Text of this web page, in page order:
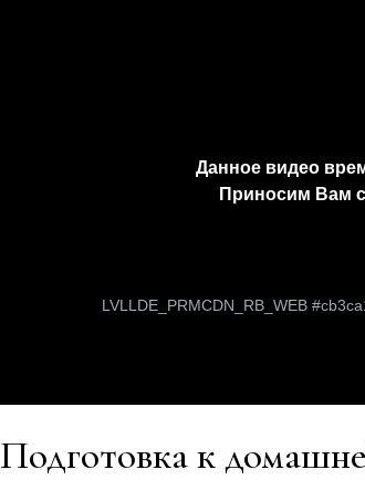
Подготовка к